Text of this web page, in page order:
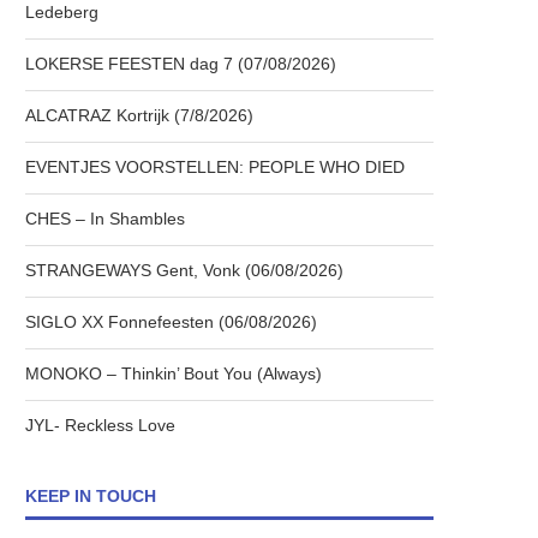
Ledeberg
LOKERSE FEESTEN dag 7 (07/08/2026)
ALCATRAZ Kortrijk (7/8/2026)
EVENTJES VOORSTELLEN: PEOPLE WHO DIED
CHES – In Shambles
STRANGEWAYS Gent, Vonk (06/08/2026)
SIGLO XX Fonnefeesten (06/08/2026)
MONOKO – Thinkin’ Bout You (Always)
JYL- Reckless Love
KEEP IN TOUCH